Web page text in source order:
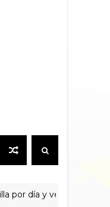
y venta de entradas